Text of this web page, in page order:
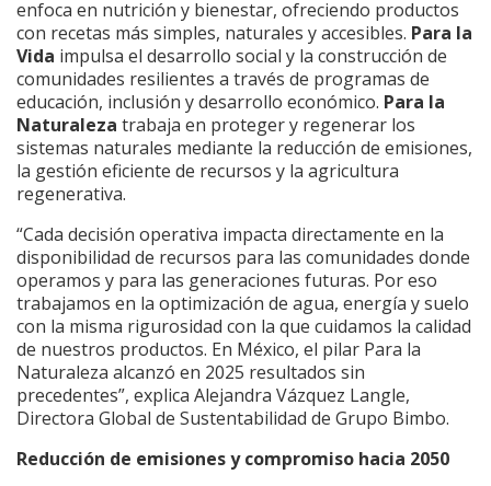
enfoca en nutrición y bienestar, ofreciendo productos
con recetas más simples, naturales y accesibles. Para la
Vida impulsa el desarrollo social y la construcción de
comunidades resilientes a través de programas de
educación, inclusión y desarrollo económico. Para la
Naturaleza trabaja en proteger y regenerar los
sistemas naturales mediante la reducción de emisiones,
la gestión eficiente de recursos y la agricultura
regenerativa.
“Cada decisión operativa impacta directamente en la
disponibilidad de recursos para las comunidades donde
operamos y para las generaciones futuras. Por eso
trabajamos en la optimización de agua, energía y suelo
con la misma rigurosidad con la que cuidamos la calidad
de nuestros productos. En México, el pilar Para la
Naturaleza alcanzó en 2025 resultados sin
precedentes”, explica Alejandra Vázquez Langle,
Directora Global de Sustentabilidad de Grupo Bimbo.
Reducción de emisiones y compromiso hacia 2050